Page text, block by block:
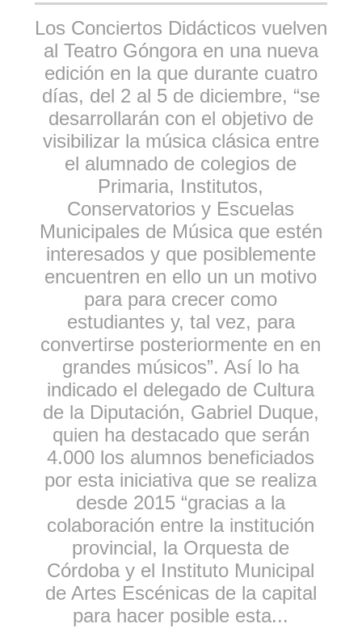
Los Conciertos Didácticos vuelven
al Teatro Góngora en una nueva
edición en la que durante cuatro
días, del 2 al 5 de diciembre, “se
desarrollarán con el objetivo de
visibilizar la música clásica entre
el alumnado de colegios de
Primaria, Institutos,
Conservatorios y Escuelas
Municipales de Música que estén
interesados y que posiblemente
encuentren en ello un un motivo
para para crecer como
estudiantes y, tal vez, para
convertirse posteriormente en en
grandes músicos”. Así lo ha
indicado el delegado de Cultura
de la Diputación, Gabriel Duque,
quien ha destacado que serán
4.000 los alumnos beneficiados
por esta iniciativa que se realiza
desde 2015 “gracias a la
colaboración entre la institución
provincial, la Orquesta de
Córdoba y el Instituto Municipal
de Artes Escénicas de la capital
para hacer posible esta...